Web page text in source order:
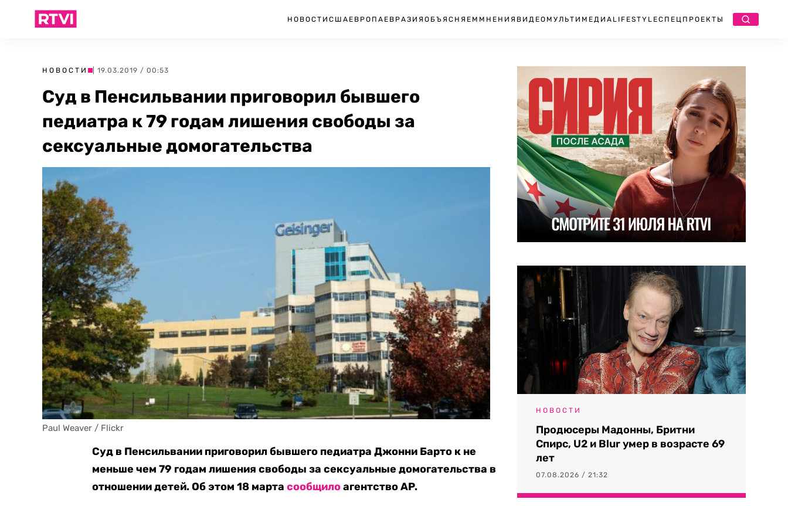
НОВОСТИ США ЕВРОПА ЕВРАЗИЯ ОБЪЯСНЯЕМ МНЕНИЯ ВИДЕО МУЛЬТИМЕДИА LIFESTYLEСПЕЦПРОЕКТЫ
НОВОСТИ | 19.03.2019 / 00:53
Суд в Пенсильвании приговорил бывшего
педиатра к 79 годам лишения свободы за
сексуальные домогательства
Paul Weaver / Flickr
Суд в Пенсильвании приговорил бывшего педиатра Джонни Барто к не
меньше чем 79 годам лишения свободы за сексуальные домогательства в
отношении детей. Об этом 18 мартасообщилоагентство AP.
НОВОСТИ
Продюсеры Мадонны, Бритни
Спирс, U2 и Blur умер в возрасте 69
лет
07.08.2026 / 21:32